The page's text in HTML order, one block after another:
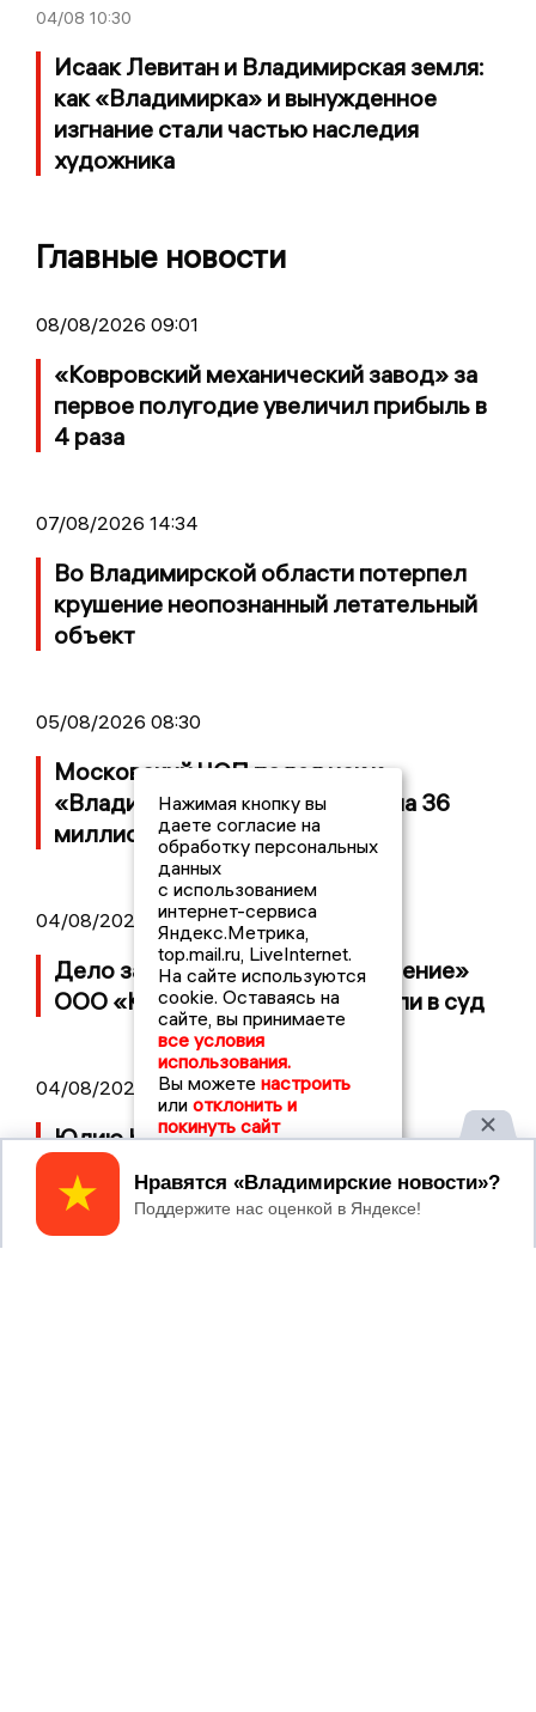
04/08 10:30
Исаак Левитан и Владимирская земля:
как «Владимирка» и вынужденное
изгнание стали частью наследия
художника
Главные новости
08/08/2026 09:01
«Ковровский механический завод» за
первое полугодие увеличил прибыль в
4 раза
07/08/2026 14:34
Во Владимирской области потерпел
крушение неопознанный летательный
объект
05/08/2026 08:30
Московский ЧОП подал иск к
«Владимирскому стандарту» на 36
миллионов рублей
04/08/2026 15:40
Дело застройщика ЖК «Поколение»
ООО «Капитал Строй» передали в суд
04/08/2026 11:36
Юлию Калистову официально
представили в должности прокурора
Владимирской области
Нажимая кнопку вы
даете согласие на
обработку персональных
данных
с использованием
интернет-сервиса
Яндекс.Метрика,
top.mail.ru, LiveInternet.
На сайте используются
cookie. Оставаясь на
сайте, вы принимаете
все условия
использования.
Вы можете настроить
или отклонить и
покинуть сайт
Принять